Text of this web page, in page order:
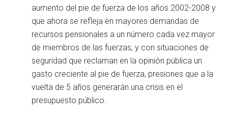
aumento del pie de fuerza de los años 2002-2008 y
que ahora se refleja en mayores demandas de
recursos pensionales a un número cada vez mayor
de miembros de las fuerzas, y con situaciones de
seguridad que reclaman en la opinión pública un
gasto creciente al pie de fuerza, presiones que a la
vuelta de 5 años generarán una crisis en el
presupuesto público.